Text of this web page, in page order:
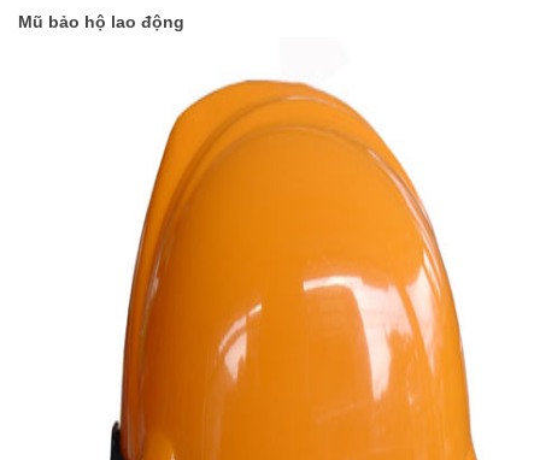
Mũ bảo hộ lao động